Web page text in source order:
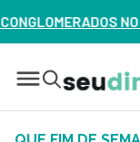
VEJA ERROS